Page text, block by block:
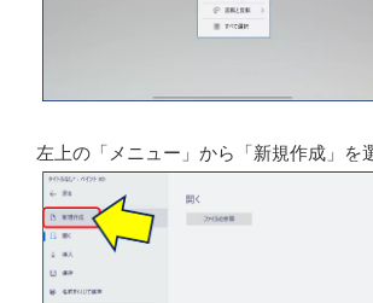
画像の切り抜きが完了するので、切り抜
で右クリックし、「コピー」を選択する。